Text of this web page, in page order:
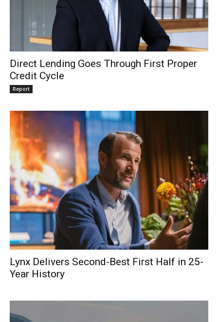
Direct Lending Goes Through First Proper
Credit Cycle
Report
Lynx Delivers Second-Best First Half in 25-
Year History